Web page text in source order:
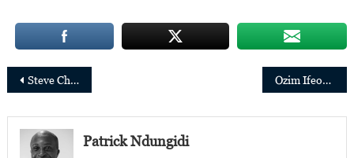
Navigation
de
l’article
Steve Chege nommé directeur des affaires extérieures du Groupe Vodacom Ozim Ifeoma Obasi nommée directrice juridique de General Electric (GE) en Afrique
Patrick Ndungidi